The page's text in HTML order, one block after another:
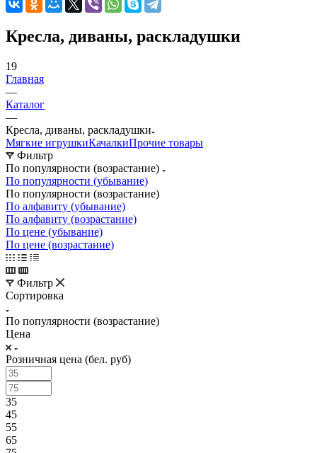
Кресла, диваны, раскладушки
19
Главная
—
Каталог
—
Кресла, диваны, раскладушки
Мягкие игрушкиКачалкиПрочие товары
Фильтр
По популярности (возрастание)
По популярности (убывание)
По популярности (возрастание)
По алфавиту (убывание)
По алфавиту (возрастание)
По цене (убывание)
По цене (возрастание)
Фильтр
Сортировка
По популярности (возрастание)
Цена
Розничная цена (бел. руб)
35
45
55
65